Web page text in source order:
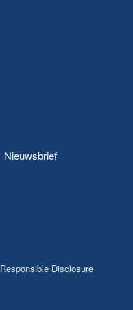
Nieuwsbrief
Responsible Disclosure